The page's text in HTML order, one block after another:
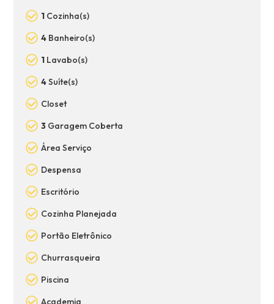
1 Cozinha(s)
4 Banheiro(s)
1 Lavabo(s)
4Suíte(s)
Closet
3 Garagem Coberta
Área Serviço
Despensa
Escritório
Cozinha Planejada
Portão Eletrônico
Churrasqueira
Piscina
Academia